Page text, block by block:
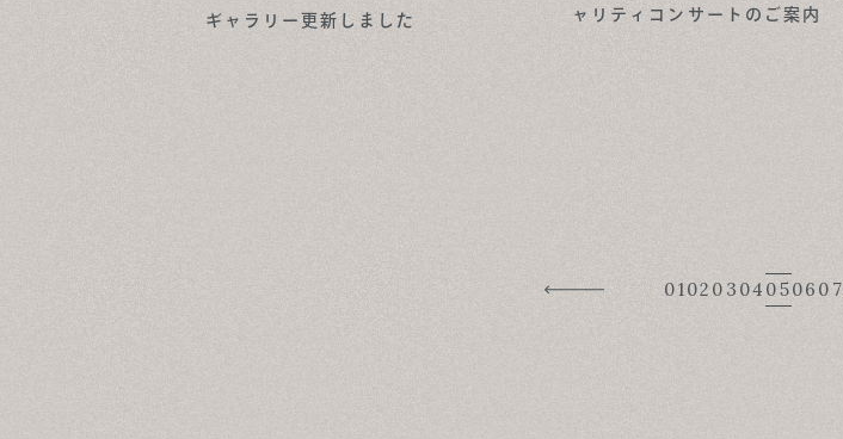
ギャラリー更新しました
ャリティコンサートのご案内
0102 03 04 0506 07